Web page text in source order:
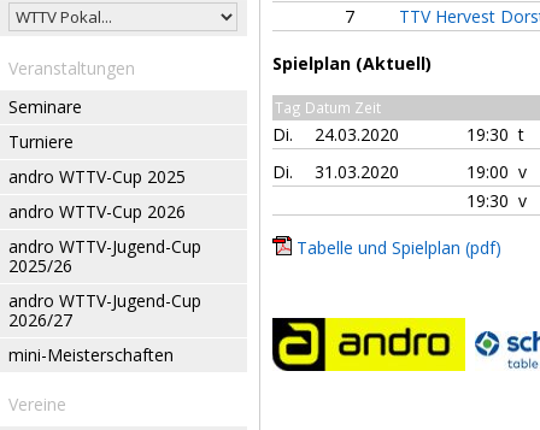
Veranstaltungen
Seminare
Turniere
andro WTTV-Cup 2025
andro WTTV-Cup 2026
andro WTTV-Jugend-Cup
2025/26
andro WTTV-Jugend-Cup
2026/27
mini-Meisterschaften
Vereine
7
TTV Hervest
Spielplan (Aktuell)
Tag Datum Zeit
Di. 24.03.2020
19:30 t
Di.
31.03.2020
19:00 v
19:30 v
Tabelle und Spielplan (pdf)